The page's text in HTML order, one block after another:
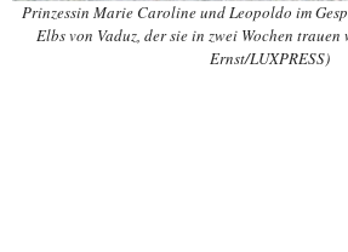
Prinzessin Marie Caroline und Leopoldo im
Elbs von Vaduz, der sie in zwei Wochen
Ernst/LUXPRESS)